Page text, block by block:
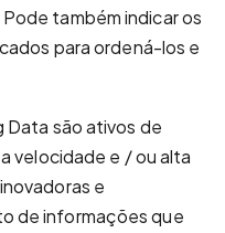
também indicar os
para ordená-los e
Data são ativos de
velocidade e / ou alta
e
de informações que